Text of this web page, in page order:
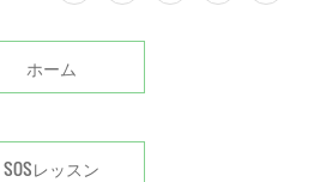
ホーム
SOSレッスン